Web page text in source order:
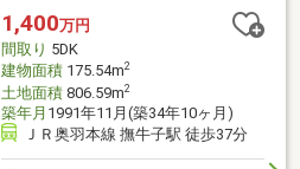
1,400万円
間取り 5DK
建物面積175.54m2
土地面積806.59m2
築年月 1991年11月(築34年10ヶ月)
ＪＲ奥羽本線 撫牛子駅 徒歩37分